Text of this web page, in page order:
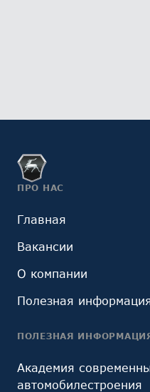
ПРО НАС
Главная
Вакансии
О компании
Полезная
ПОЛЕЗНАЯ
Академия
автомобилестроения